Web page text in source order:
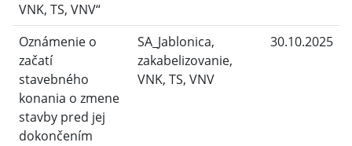
VNK, TS, VNV“
Oznámenie o
začatí
stavebného
konania o zmene
stavby pred jej
dokončením
SA_Jablonica,
zakabelizovanie,
VNK, TS, VNV
30.10.2025